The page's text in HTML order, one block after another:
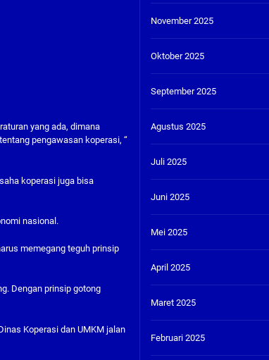
yang ada, dimana
pengawasan koperasi, “
koperasi juga bisa
nasional.
memegang teguh prinsip
Dengan prinsip gotong
Koperasi dan UMKM jalan
November 2025
Oktober 2025
September 2025
Agustus 2025
Juli 2025
Juni 2025
Mei 2025
April 2025
Maret 2025
Februari 2025